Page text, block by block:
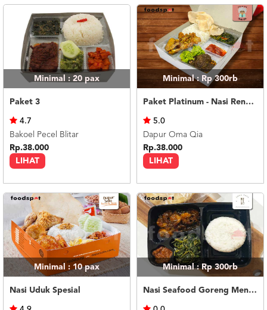
Minimal : 20 pax
Paket 3
LIHAT
4.7
Bakoel Pecel Blitar
Rp.38.000
Minimal : Rp 300rb
Paket Platinum - Nasi Rendang
LIHAT
5.0
Dapur Oma Qia
Rp.38.000
Minimal : 10pax
Nasi Uduk Spesial
Minimal : Rp 300rb
Nasi Seafood Goreng Mentega